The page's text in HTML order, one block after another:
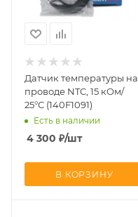
Датчик температуры на
проводе NTC, 15 кОм/
25°С (140F1091)
Есть в наличии
4 300 ₽/шт
В КОРЗИНУ